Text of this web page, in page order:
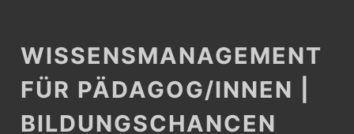
WISSENSMANAGEMENT
FÜR PÄDAGOG/INNEN |
BILDUNGSCHANCEN